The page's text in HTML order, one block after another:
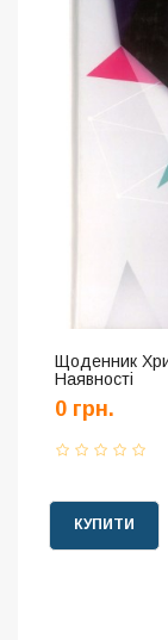
Щоденник
Наявності
0 грн.
КУПИТИ